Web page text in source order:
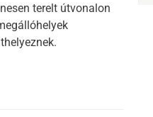
terelt útvonalon